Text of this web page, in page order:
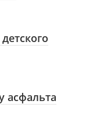
асфальта